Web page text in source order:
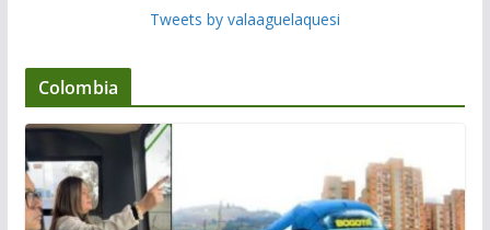
Tweets by valaaguelaquesi
Colombia